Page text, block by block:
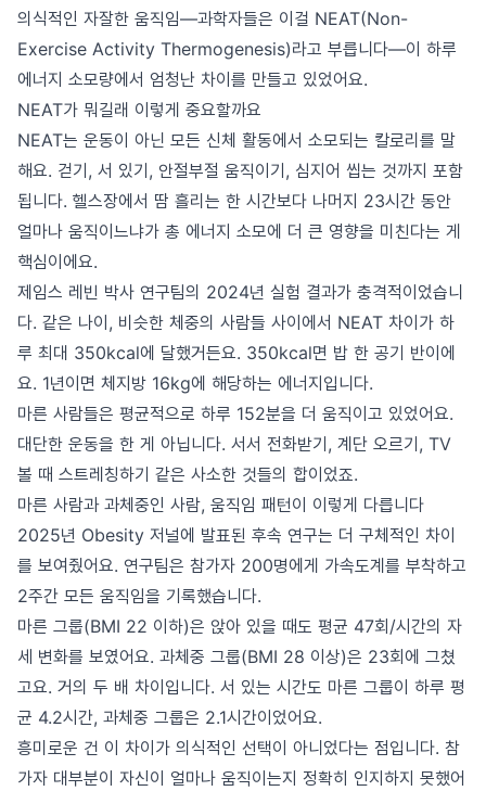
의식적인 자잘한 움직임—과학자들은 이걸 NEAT(Non-
Exercise Activity Thermogenesis)라고 부릅니다—이 하루
에너지 소모량에서 엄청난 차이를 만들고 있었어요.
NEAT가 뭐길래 이렇게 중요할까요
NEAT는 운동이 아닌 모든 신체 활동에서 소모되는 칼로리를 말
해요. 걷기, 서 있기, 안절부절 움직이기, 심지어 씹는 것까지 포함
됩니다. 헬스장에서 땀 흘리는 한 시간보다 나머지 23시간 동안
얼마나 움직이느냐가 총 에너지 소모에 더 큰 영향을 미친다는 게
핵심이에요.
제임스 레빈 박사 연구팀의 2024년 실험 결과가 충격적이었습니
다. 같은 나이, 비슷한 체중의 사람들 사이에서 NEAT 차이가 하
루 최대 350kcal에 달했거든요. 350kcal면 밥 한 공기 반이에
요. 1년이면 체지방 16kg에 해당하는 에너지입니다.
마른 사람들은 평균적으로 하루 152분을 더 움직이고 있었어요.
대단한 운동을 한 게 아닙니다. 서서 전화받기, 계단 오르기, TV
볼 때 스트레칭하기 같은 사소한 것들의 합이었죠.
마른 사람과 과체중인 사람, 움직임 패턴이 이렇게 다릅니다
2025년 Obesity 저널에 발표된 후속 연구는 더 구체적인 차이
를 보여줬어요. 연구팀은 참가자 200명에게 가속도계를 부착하고
2주간 모든 움직임을 기록했습니다.
마른 그룹(BMI 22 이하)은 앉아 있을 때도 평균 47회/시간의 자
세 변화를 보였어요. 과체중 그룹(BMI 28 이상)은 23회에 그쳤
고요. 거의 두 배 차이입니다. 서 있는 시간도 마른 그룹이 하루 평
균 4.2시간, 과체중 그룹은 2.1시간이었어요.
흥미로운 건 이 차이가 의식적인 선택이 아니었다는 점입니다. 참
가자 대부분이 자신이 얼마나 움직이는지 정확히 인지하지 못했어